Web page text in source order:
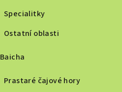
Specialitky
Ostatní oblasti
Baicha
Prastaré čajové hory